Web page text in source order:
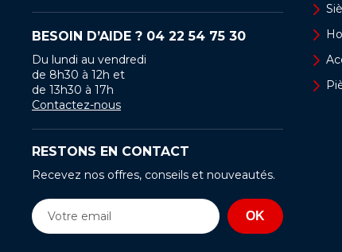
BESOIN D’AIDE ? 04 22 54 75 30
Du lundi au vendredi
de 8h30 à 12h et
de 13h30 à 17h
Contactez-nous
RESTONS EN CONTACT
Recevez nos offres, conseils et nouveautés.